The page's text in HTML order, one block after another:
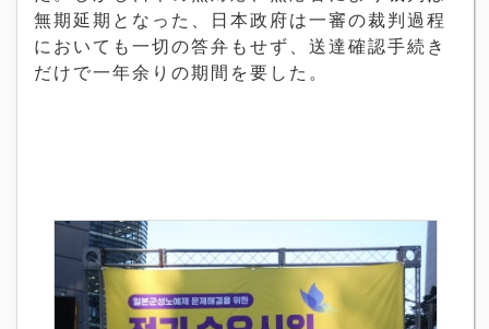
無期延期となった、日本政府は一審の裁判過程
においても一切の答弁もせず、送達確認手続き
だけで一年余りの期間を要した。